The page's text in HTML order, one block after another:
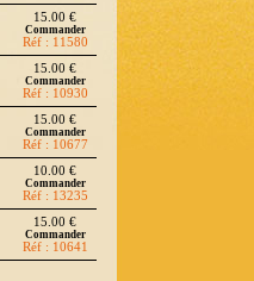
15.00 €
Commander
Réf : 11580
15.00 €
Commander
Réf : 10930
15.00 €
Commander
Réf : 10677
10.00 €
Commander
Réf : 13235
15.00 €
Commander
Réf : 10641